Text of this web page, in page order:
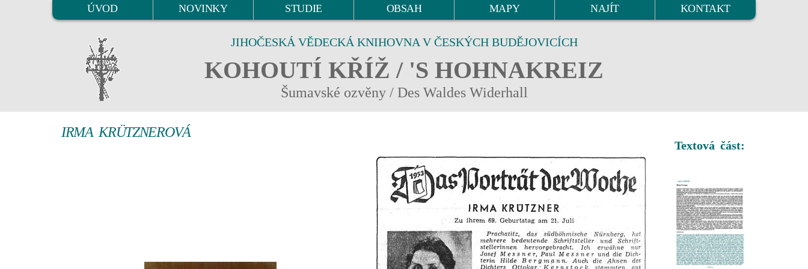
ÚVOD NOVINKY STUDIE OBSAH MAPY NAJÍT KONTAKT
JIHOČESKÁ VĚDECKÁ KNIHOVNA V ČESKÝCH BUDĚJOVICÍCH
KOHOUTÍ KŘÍŽ / 'S HOHNAKREIZ
Šumavské ozvěny / Des Waldes Widerhall
IRMA KRÜTZNEROVÁ
Textová část: